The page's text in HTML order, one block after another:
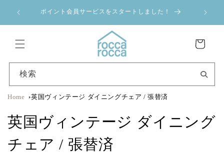
ンツに
ポイント会員サービスをスタートしました！
ー
検索
Home 英国ヴィンテージ ダイニングチェア / 張替済
英国ヴィンテージ ダイニング
チェア / 張替済